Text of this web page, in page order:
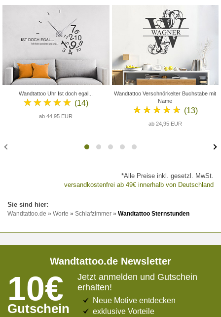
Wandtattoo Uhr Ist doch egal...
★★★★★ (14)
ab 44,95 EUR
Wandtattoo Verschnörkelter Buchstabe mit
Name
★★★★★ (13)
ab 24,95 EUR
*Alle Preise inkl. gesetzl. MwSt.
versandkostenfrei ab 49€ innerhalb von Deutschland
Wandtattoo.de » Worte » Schlafzimmer » Wandtattoo Sternstunden
Wandtattoo.de Newsletter
10€
Gutschein
Jetzt anmelden und Gutschein
erhalten!
Neue Motive entdecken
exklusive Vorteile